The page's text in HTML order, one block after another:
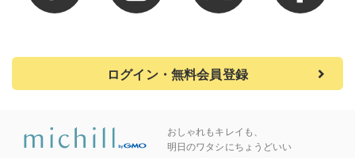
ログイン・無料会員登録
おしゃれもキレイも、
明日のワタシにちょうどいい